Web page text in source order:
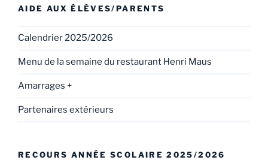
AIDE AUX ÉLÈVES/PARENTS
Calendrier 2025/2026
Menu de la semaine du restaurant Henri Maus
Amarrages +
Partenaires extérieurs
RECOURS ANNÉE SCOLAIRE 2025/2026